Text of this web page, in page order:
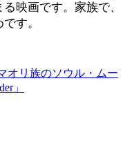
映画です。家族で、
す。
オリ族のソウル・ムー
」